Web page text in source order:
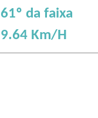
61º da faixa
9.64 Km/H